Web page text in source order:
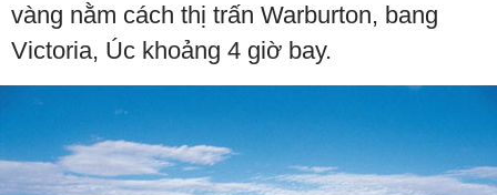
vàng nằm cách thị trấn Warburton, bang
Victoria, Úc khoảng 4 giờ bay.